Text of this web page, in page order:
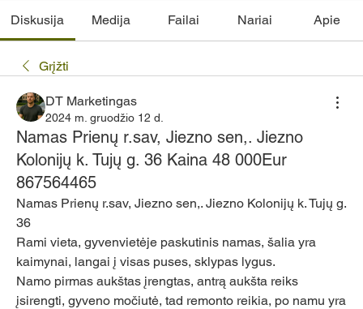
Diskusija Medija Failai Nariai Apie
Grįžti
DT Marketingas
2024 m. gruodžio 12 d.
Namas Prienų r.sav, Jiezno sen,. Jiezno
Kolonijų k. Tujų g. 36 Kaina 48 000Eur
867564465
Namas Prienų r.sav, Jiezno sen,. Jiezno Kolonijų k. Tujų g.
36
Rami vieta, gyvenvietėje paskutinis namas, šalia yra
kaimynai, langai į visas puses, sklypas lygus.
Namo pirmas aukštas įrengtas, antrą aukšta reiks
įsirengti, gyveno močiutė, tad remonto reikia, po namu yra